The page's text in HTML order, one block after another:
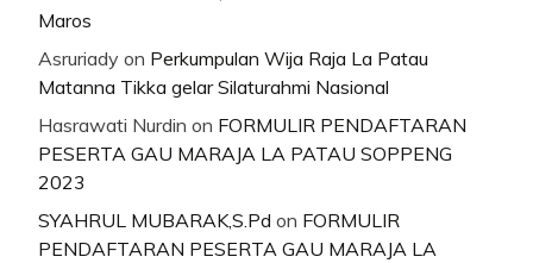
Maros
Asruriady on Perkumpulan Wija Raja La Patau
Matanna Tikka gelar Silaturahmi Nasional
Hasrawati Nurdin on FORMULIR PENDAFTARAN
PESERTA GAU MARAJA LA PATAU SOPPENG
2023
SYAHRUL MUBARAK,S.Pd on FORMULIR
PENDAFTARAN PESERTA GAU MARAJA LA